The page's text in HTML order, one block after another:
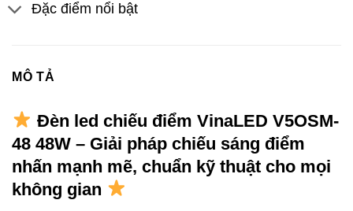
Đặc điểm nổi bật
MÔ TẢ
Đèn led chiếu điểm VinaLED V5OSM-
48 48W – Giải pháp chiếu sáng điểm
nhấn mạnh mẽ, chuẩn kỹ thuật cho mọi
không gian